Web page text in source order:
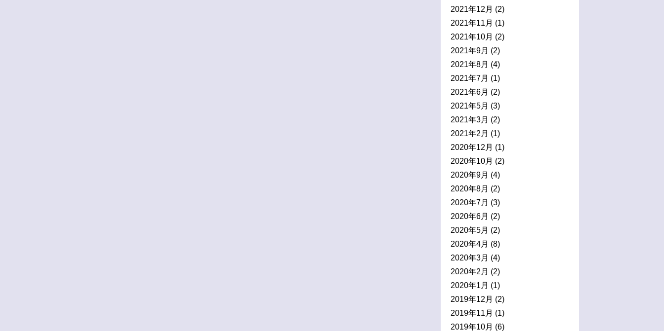
2021年12月 (2)
2021年11月 (1)
2021年10月 (2)
2021年9月 (2)
2021年8月 (4)
2021年7月 (1)
2021年6月 (2)
2021年5月 (3)
2021年3月 (2)
2021年2月 (1)
2020年12月 (1)
2020年10月 (2)
2020年9月 (4)
2020年8月 (2)
2020年7月 (3)
2020年6月 (2)
2020年5月 (2)
2020年4月 (8)
2020年3月 (4)
2020年2月 (2)
2020年1月 (1)
2019年12月 (2)
2019年11月 (1)
2019年10月 (6)